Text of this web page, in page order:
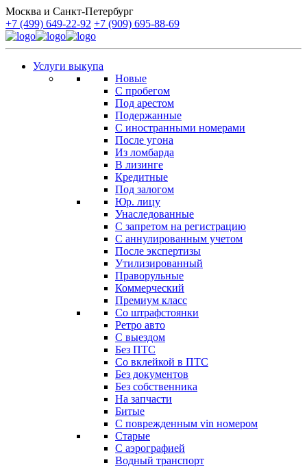
Москва и Санкт-Петербург
+7 (499) 649-22-92 +7 (909) 695-88-69
Услуги выкупа
Новые
С пробегом
Под арестом
Подержанные
С иностранными номерами
После угона
Из ломбарда
В лизинге
Кредитные
Под залогом
Юр. лицу
Унаследованные
С запретом на регистрацию
С аннулированным учетом
После экспертизы
Утилизированный
Праворульные
Коммерческий
Премиум класс
Со штрафстоянки
Ретро авто
С выездом
Без ПТС
Со вклейкой в ПТС
Без документов
Без собственника
На запчасти
Битые
С поврежденным vin номером
Старые
С аэрографией
Водный транспорт